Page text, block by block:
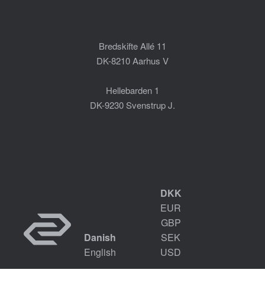
Bredskifte Allé 11
DK-8210 Aarhus V
Hellebarden 1
DK-9230 Svenstrup J.
Danish
English
DKK
EUR
GBP
SEK
USD